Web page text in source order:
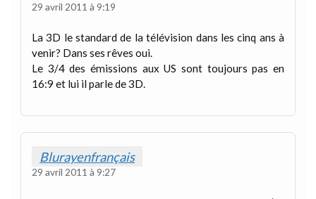
29 avril 2011 à 9:19
La 3D le standard de la télévision dans les cinq ans à
venir? Dans ses rêves oui.
Le 3/4 des émissions aux US sont toujours pas en
16:9 et lui il parle de 3D.
Blurayenfrançais
29 avril 2011 à 9:27